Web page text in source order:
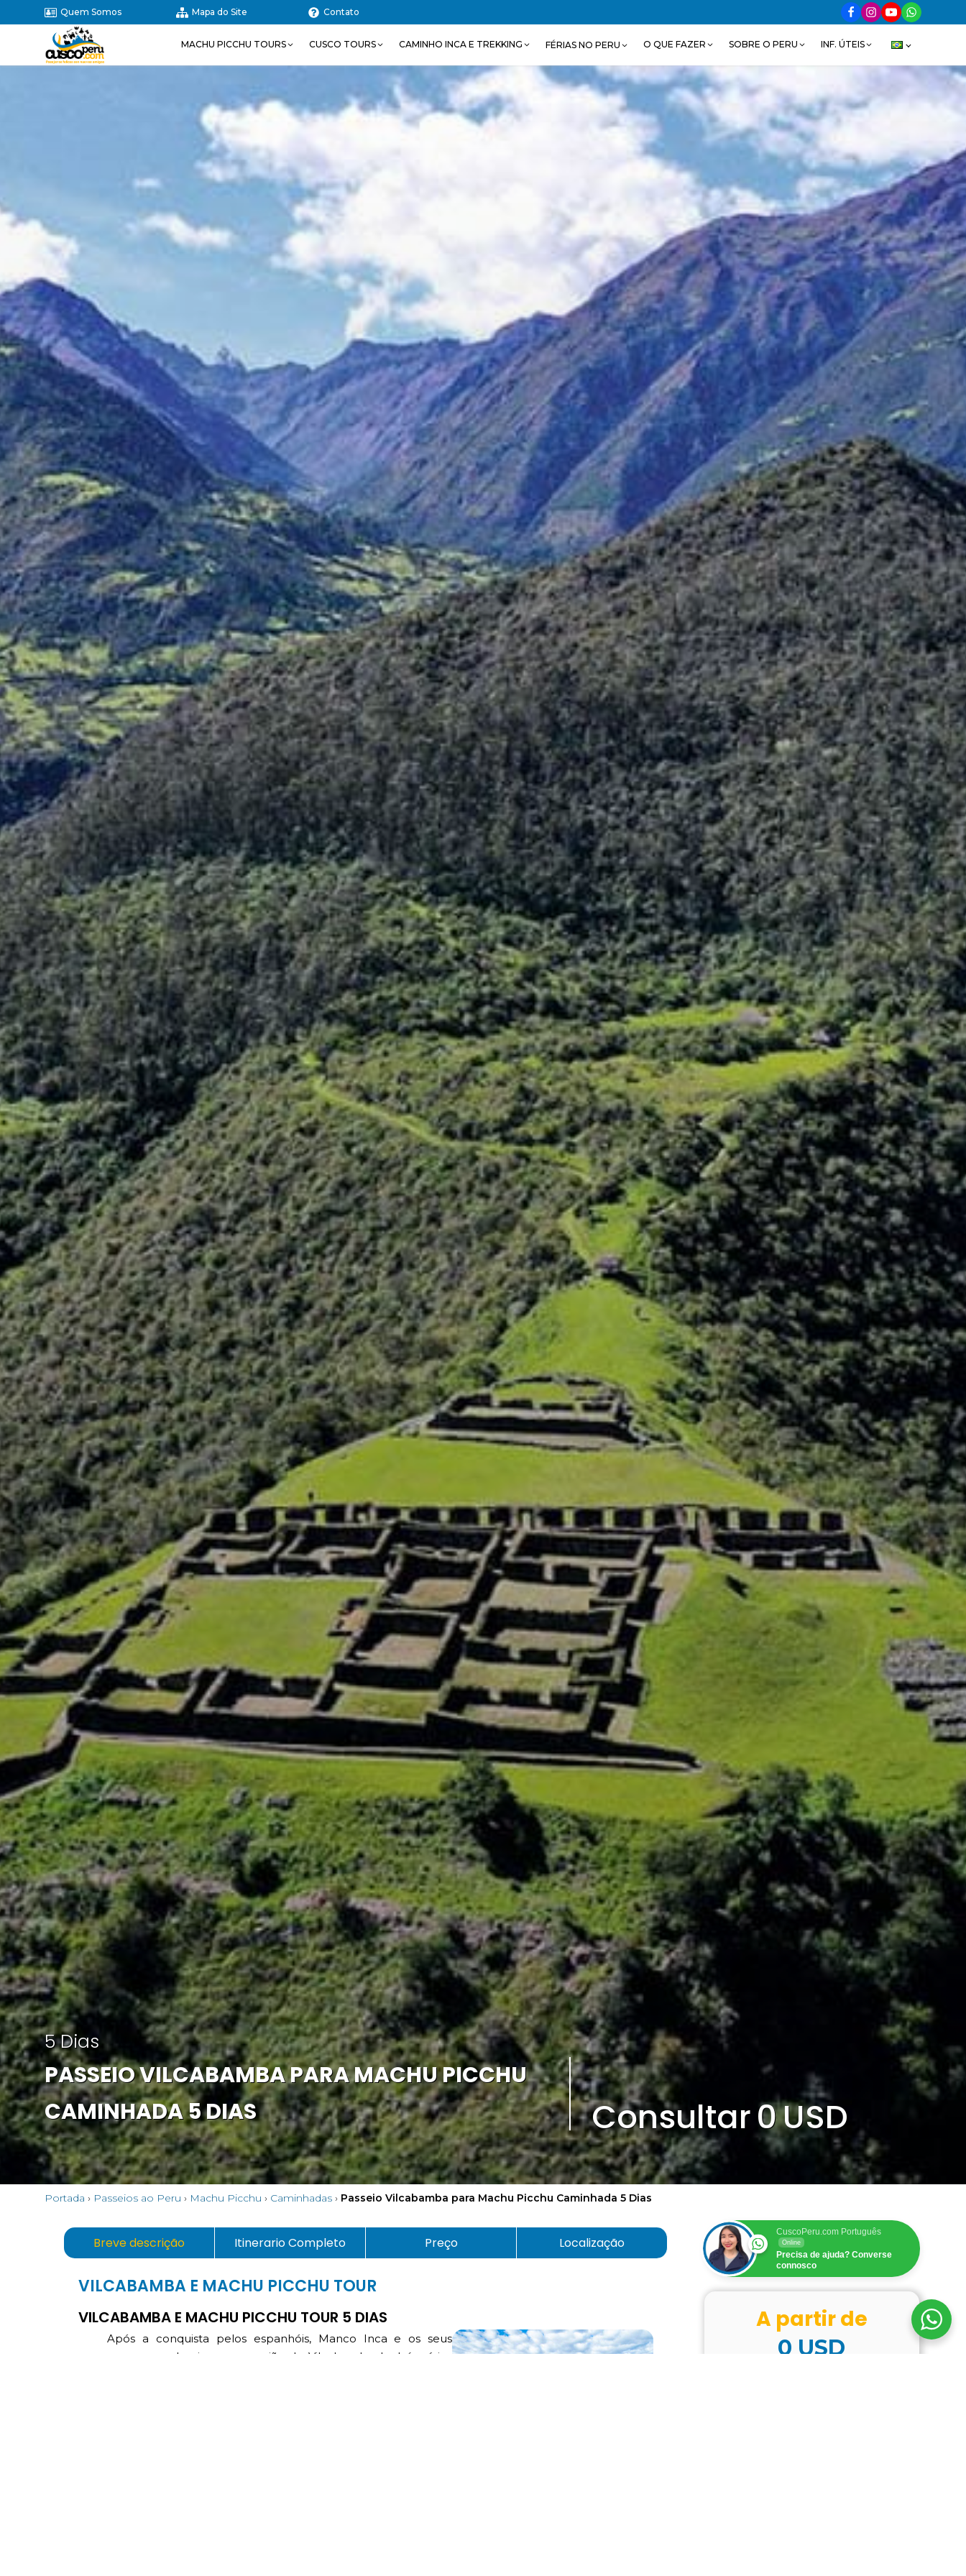
Quem Somos Mapa do Site Contato
MACHU PICCHU TOURS CUSCO TOURS CAMINHO INCA E TREKKING FÉRIAS NO PERU O QUE FAZER SOBRE O PERU INF. ÚTEIS
5 Dias
PASSEIO VILCABAMBA PARA MACHU PICCHU
CAMINHADA 5 DIAS
Consultar0USD
Portada › Passeios ao Peru › Machu Picchu › Caminhadas › Passeio Vilcabamba para Machu Picchu Caminhada 5 Dias
Breve descrição Itinerario Completo Preço Localização
VILCABAMBA E MACHU PICCHU TOUR
VILCABAMBA E MACHU PICCHU TOUR 5 DIAS
Após a conquista pelos espanhóis, Manco Inca e os seus
sucessores dominaram a região de Vilcabamba. Incluía vários
CuscoPeru.com Português
Online
Precisa de ajuda? Converse
connosco
A partir de
0 USD